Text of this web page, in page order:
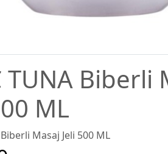
TUNA Biberli
ML
Masaj Jeli 500 ML